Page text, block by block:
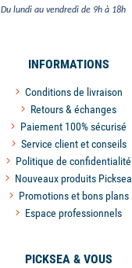
Du lundi au vendredi de 9h à 18h
INFORMATIONS
Conditions de livraison
Retours & échanges
Paiement 100% sécurisé
Service client et conseils
Politique de confidentialité
Nouveaux produits Picksea
Promotions et bons plans
Espace professionnels
PICKSEA & VOUS